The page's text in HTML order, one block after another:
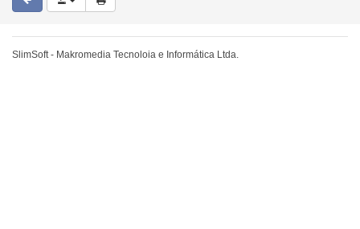
SlimSoft - Makromedia Tecnoloia e Informática Ltda.